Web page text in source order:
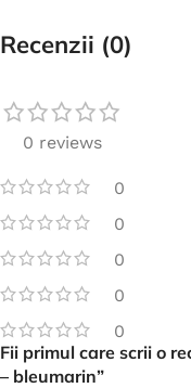
Recenzii (0)
0 reviews
0
0
0
0
0
Fii primul care scrii o
– bleumarin”